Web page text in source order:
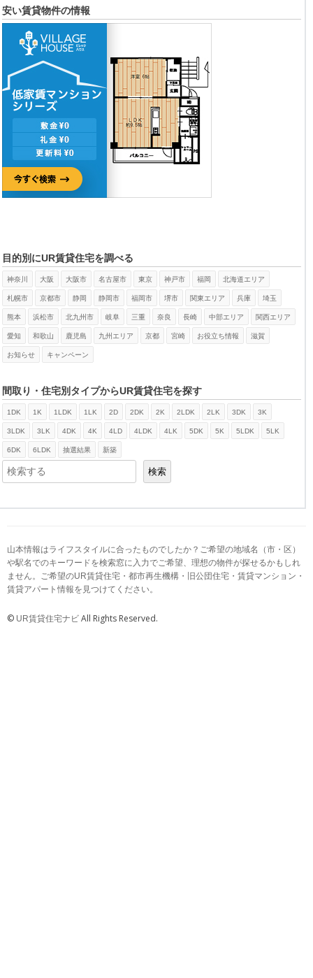
安い賃貸物件の情報
目的別にUR賃貸住宅を調べる
神奈川 大阪 大阪市 名古屋市 東京 神戸市 福岡 北海道エリア
札幌市 京都市 静岡 静岡市 福岡市 堺市 関東エリア 兵庫 埼玉
熊本 浜松市 北九州市 岐阜 三重 奈良 長崎 中部エリア 関西エリア
愛知 和歌山 鹿児島 九州エリア 京都 宮崎 お役立ち情報 滋賀
お知らせ キャンペーン
間取り・住宅別タイプからUR賃貸住宅を探す
1DK 1K 1LDK 1LK 2D 2DK 2K 2LDK 2LK 3DK 3K
3LDK 3LK 4DK 4K 4LD 4LDK 4LK 5DK 5K 5LDK 5LK
6DK 6LDK 抽選結果 新築
検索
検索
山本情報はライフスタイルに合ったものでしたか？ご希望の地域名（市・区）
や駅名でのキーワードを検索窓に入力でご希望、理想の物件が探せるかもしれ
ません。ご希望のUR賃貸住宅・都市再生機構・旧公団住宅・賃貸マンション・
賃貸アパート情報を見つけてください。
© UR賃貸住宅ナビ All Rights Reserved.